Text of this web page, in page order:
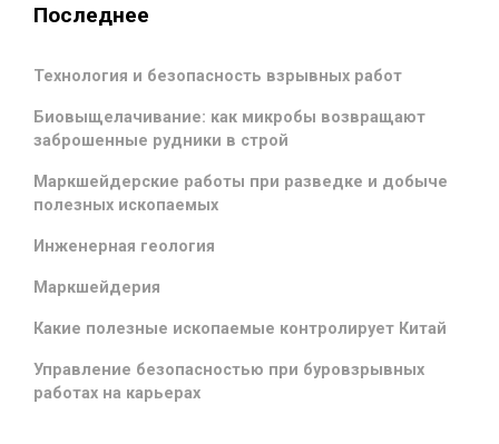
Последнее
Технология и безопасность взрывных работ
Биовыщелачивание: как микробы возвращают
заброшенные рудники в строй
Маркшейдерские работы при разведке и добыче
полезных ископаемых
Инженерная геология
Маркшейдерия
Какие полезные ископаемые контролирует Китай
Управление безопасностью при буровзрывных
работах на карьерах